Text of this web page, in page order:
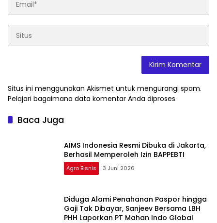
Situs ini menggunakan Akismet untuk mengurangi spam.
Pelajari bagaimana data komentar Anda diproses
Baca Juga
AIMS Indonesia Resmi Dibuka di Jakarta,
Berhasil Memperoleh Izin BAPPEBTI
Agro Bisnis 3 Juni 2026
Diduga Alami Penahanan Paspor hingga
Gaji Tak Dibayar, Sanjeev Bersama LBH
PHH Laporkan PT Mahan Indo Global